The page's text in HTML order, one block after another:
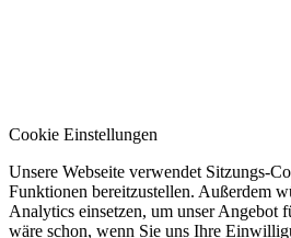
Cookie Einstellungen
Unsere Webseite verwendet Sitzungs-
Funktionen bereitzustellen. Außerdem
Analytics einsetzen, um unser Angebot
wäre schon, wenn Sie uns Ihre